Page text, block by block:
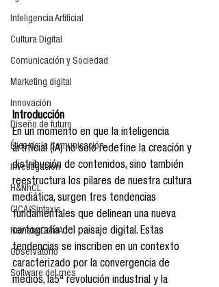
Inteligencia Artificial
Cultura Digital
Comunicación y Sociedad
Marketing digital
Innovación
Diseño de futuro
Ética de la Comunicación
Investigación
H&NhCL
CICA/Sintaxis
Revista ComA
Observatorio
Software del mes
Introducción
En un momento en que la inteligencia
artificial (IA) no solo redefine la creación y
distribución de contenidos, sino también
reestructura los pilares de nuestra cultura
mediática, surgen tres tendencias
fundamentales que delinean una nueva
cartografía del paisaje digital. Estas
tendencias se inscriben en un contexto
caracterizado por la convergencia de
medios, la5ª revolución industrial y la